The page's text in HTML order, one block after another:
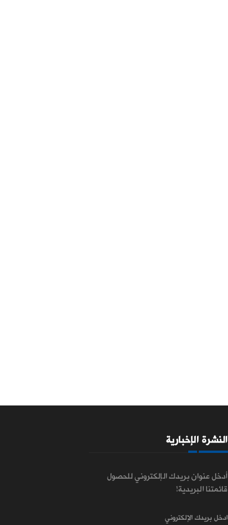
النشرة الإخبارية
أدخل عنوان بريدك الإلكتروني للحصول
قائمتنا البريدية!